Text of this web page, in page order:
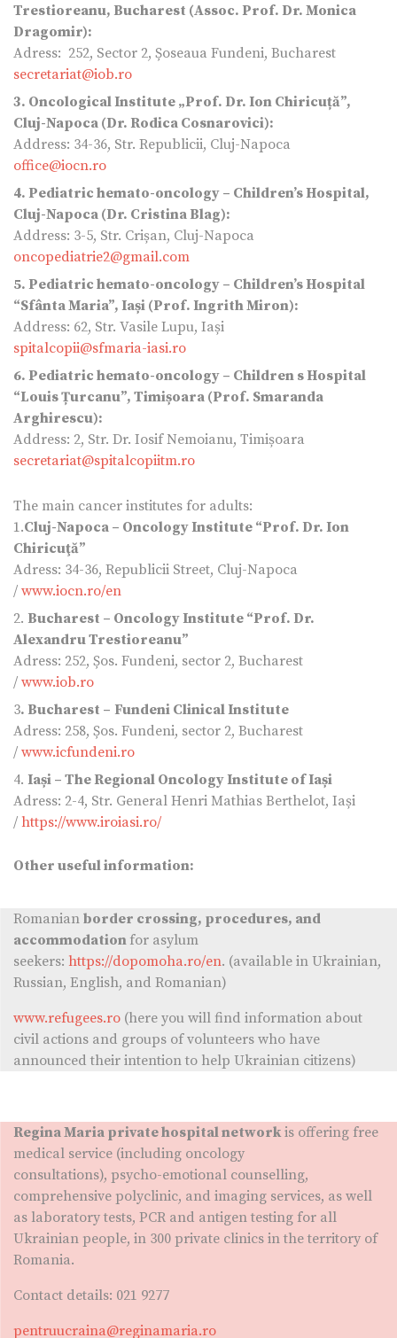
Trestioreanu, Bucharest (Assoc. Prof. Dr. Monica
Dragomir):
Adress: 252, Sector 2, Șoseaua Fundeni, Bucharest
secretariat@iob.ro
3. Oncological Institute „Prof. Dr. Ion Chiricuță”,
Cluj-Napoca (Dr. Rodica Cosnarovici):
Address: 34-36, Str. Republicii, Cluj-Napoca
office@iocn.ro
4. Pediatric hemato-oncology – Children’s Hospital,
Cluj-Napoca (Dr. Cristina Blag):
Address: 3-5, Str. Crișan, Cluj-Napoca
oncopediatrie2@gmail.com
5. Pediatric hemato-oncology – Children’s Hospital
“Sfânta Maria”, Iași (Prof. Ingrith Miron):
Address: 62, Str. Vasile Lupu, Iași
spitalcopii@sfmaria-iasi.ro
6. Pediatric hemato-oncology – Children s Hospital
“Louis Țurcanu”, Timișoara (Prof. Smaranda
Arghirescu):
Address: 2, Str. Dr. Iosif Nemoianu, Timișoara
secretariat@spitalcopiitm.ro
The main cancer institutes for adults:
1.Cluj-Napoca – Oncology Institute “Prof. Dr. Ion
Chiricuţă”
Adress: 34-36, Republicii Street, Cluj-Napoca
/ www.iocn.ro/en
2. Bucharest – Oncology Institute “Prof. Dr.
Alexandru Trestioreanu”
Adress: 252, Șos. Fundeni, sector 2, Bucharest
/ www.iob.ro
3. Bucharest – Fundeni Clinical Institute
Adress: 258, Șos. Fundeni, sector 2, Bucharest
/ www.icfundeni.ro
4. Iași – The Regional Oncology Institute of Iași
Adress: 2-4, Str. General Henri Mathias Berthelot, Iași
/ https://www.iroiasi.ro/
Other useful information:
Romanian border crossing, procedures, and
accommodation for asylum
seekers: https://dopomoha.ro/en. (available in Ukrainian,
Russian, English, and Romanian)
www.refugees.ro (here you will find information about
civil actions and groups of volunteers who have
announced their intention to help Ukrainian citizens)
Regina Maria private hospital networkis offering free
medical service (including oncology
consultations), psycho-emotional counselling,
comprehensive polyclinic, and imaging services, as well
as laboratory tests, PCR and antigen testing for all
Ukrainian people, in 300 private clinics in the territory of
Romania.
Contact details: 021 9277
pentruucraina@reginamaria.ro